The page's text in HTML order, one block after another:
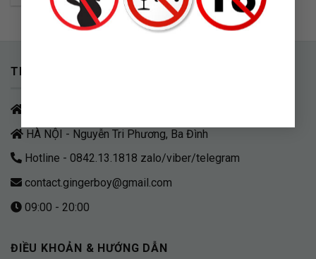
THÔNG TIN LIÊN HỆ
HÀ NỘI - Nguyễn Tri Phương, Ba Đình
Hotline - 0842.13.1818 zalo/viber/telegram
contact.gingerboy@gmail.com
09:00 - 20:00
ĐIỀU KHOẢN & HƯỚNG DẪN